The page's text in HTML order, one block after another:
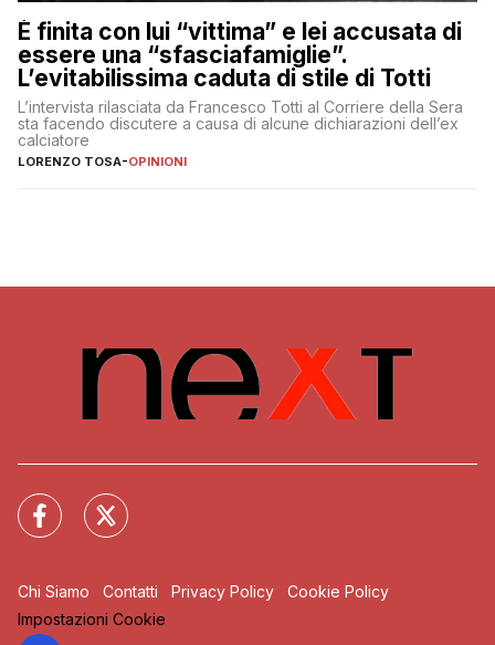
È finita con lui “vittima” e lei accusata di
essere una “sfasciafamiglie”.
L’evitabilissima caduta di stile di Totti
L’intervista rilasciata da Francesco Totti al Corriere della Sera
sta facendo discutere a causa di alcune dichiarazioni dell’ex
calciatore
LORENZO TOSA-OPINIONI
Chi Siamo Contatti Privacy Policy
Cookie Policy
Impostazioni Cookie